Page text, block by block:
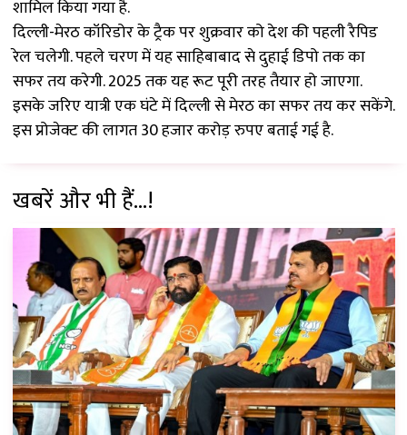
शामिल किया गया है.
दिल्ली-मेरठ कॉरिडोर के ट्रैक पर शुक्रवार को देश की पहली रैपिड
रेल चलेगी. पहले चरण में यह साहिबाबाद से दुहाई डिपो तक का
सफर तय करेगी. 2025 तक यह रूट पूरी तरह तैयार हो जाएगा.
इसके जरिए यात्री एक घंटे में दिल्ली से मेरठ का सफर तय कर सकेंगे.
इस प्रोजेक्ट की लागत 30 हजार करोड़ रुपए बताई गई है.
खबरें और भी हैं...!